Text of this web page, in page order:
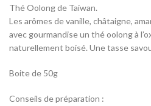
Thé Oolong de Taiwan.
Les arômes de vanille, châtaigne,
avec gourmandise un thé oolong à
naturellement boisé. Une tasse
Boite de 50g
Conseils de préparation :